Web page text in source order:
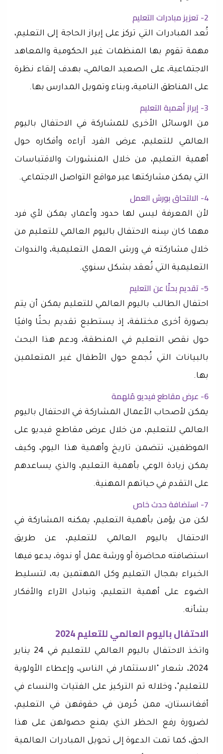
2- تعزيز مبادرات التعليم
تُعد المبادرات التي تركز على إبراز الحاجة إلى التعليم،
مهمة تقوم بها المنظمات غير الحكومية والمعاهد
الاجتماعية، على الصعيد العالمي، بهدف إلقاء نظرة
على المناطق النامية، وبناء وتمويل المدارس بها.
3- إبراز أهمية التعليم
من الوسائل الأخرى للمشاركة في الاحتفال باليوم
العالمي للتعليم، عرض الفرد آراءه وأفكاره حول
أهمية التعليم، من خلال المنشورات والاقتباسات
التي يمكن مشاركتها عبر مواقع التواصل الاجتماعي.
4- الالتحاق بورش العمل
لأن المعرفة ليس لها حدود وأعمار، يمكن لأي فرد
مهما كان سِنه الاحتفال باليوم العالمي للتعليم من
خلال مشاركته في ورش العمل التعليمية، والندوات
التعليمية التي تُعقد بشكل سنوي.
5- تقديم بحثًا عن التعليم
احتفال الطالب باليوم العالمي للتعليم يمكن أن يتم
بصورة أخرى مختلفة، إذ يستطيع تقديم بحثًا وافيًا
حول نقص التعليم في المنطقة، ودعم هذا البحث
بالبيانات التي تُجمع حول الأطفال غير المتعلمين
بها.
6- عرض مقاطع فيديو مُلهمة
يمكن لأصحاب الأعمال المشاركة في الاحتفال باليوم
العالمي للتعليم، من خلال عرض مقاطع فيديو على
الموظفين، تتضمن تاريخ وأهمية هذا اليوم، وكيف
يمكن زيادة الوعي بأهمية التعليم، والذي يساعدهم
على التقدم في حياتهم المهنية.
7- استضافة حدث خاص
لكن من يؤمن بأهمية التعليم، يمكنه المشاركة في
الاحتفال باليوم العالمي للتعليم، عن طريق
استضافته محاضرة أو ورشة عمل أو ندوة، يدعو فيها
الخبراء بمجال التعليم وكل المهتمين به، لتسليط
الضوء على أهمية التعليم، وتبادل الآراء والأفكار
بشأنه.
الاحتفال باليوم العالمي للتعليم 2024
واتخذ الاحتفال باليوم العالمي للتعليم في 24 يناير
2024، شعار "الاستثمار في الناس، وإعطاء الأولوية
للتعليم"، وخلاله تم التركيز على الفتيات والنساء في
أفغانستان، ممن حُرمن في حقوقهن في التعليم،
لضرورة رفع الحظر الذي يمنع حصولهن على هذا
الحق، كما تمت الدعوة إلى تحويل المبادرات العالمية